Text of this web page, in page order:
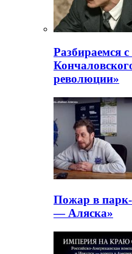
Разбираемся
революции»
Пожар в
— Аляска»